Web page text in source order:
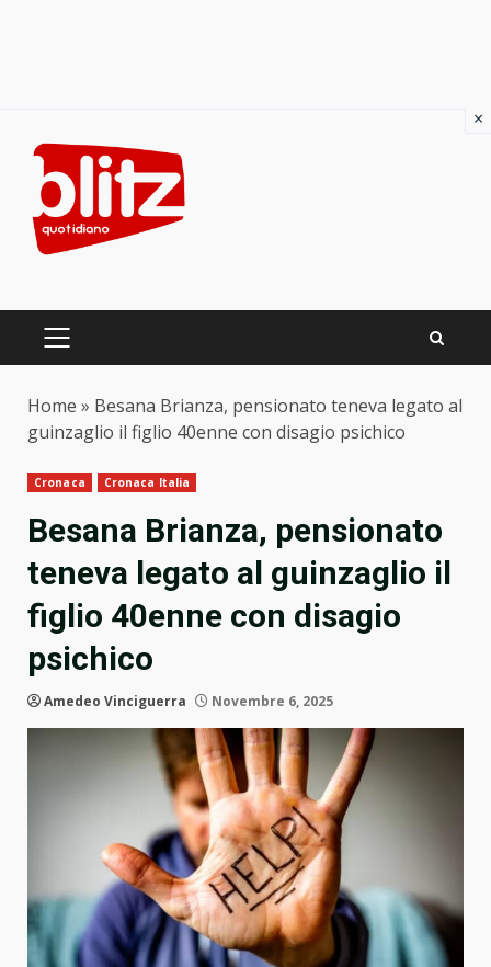
content
PRIMARY
Home » Besana Brianza, pensionato teneva legato al
guinzaglio il figlio 40enne con disagio psichico
Cronaca Cronaca Italia
Besana Brianza, pensionato
teneva legato al guinzaglio il
figlio 40enne con disagio
psichico
Amedeo Vinciguerra Novembre 6, 2025
×